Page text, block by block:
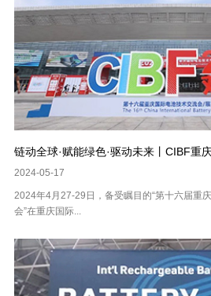
2024-05-17
2024年4月27-29日，备受瞩目的“第十六届重
会”在重庆国际...